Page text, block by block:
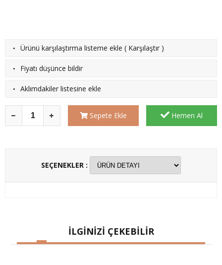
· Ürünü karşılaştırma listeme ekle ( Karşılaştır )
· Fiyatı düşünce bildir
· Aklımdakiler listesine ekle
Sepete Ekle Hemen Al
SEÇENEKLER :
İLGİNİZİ ÇEKEBİLİR